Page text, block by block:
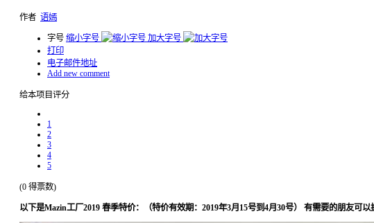
作者 语嫣
字号 缩小字号
加大字号
打印
电子邮件地址
Add new comment
给本项目评分
1
2
3
4
5
(0 得票数)
以下是Mazin工厂2019 春季特价：（特价有效期：2019年3月15号到4月30号） 有需要的朋友可以